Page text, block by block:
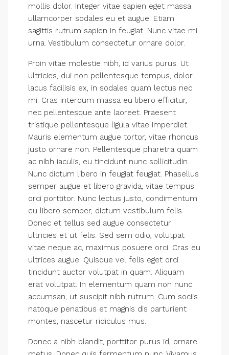
mollis dolor. Integer vitae sapien eget massa
ullamcorper sodales eu et augue. Etiam
sagittis rutrum sapien in feugiat. Nunc vitae mi
urna. Vestibulum consectetur ornare dolor.
Proin vitae molestie nibh, id varius purus. Ut
ultricies, dui non pellentesque tempus, dolor
lacus facilisis ex, in sodales quam lectus nec
mi. Cras interdum massa eu libero efficitur,
nec pellentesque ante laoreet. Praesent
tristique pellentesque ligula vitae imperdiet.
Mauris elementum augue tortor, vitae rhoncus
justo ornare non. Pellentesque pharetra quam
ac nibh iaculis, eu tincidunt nunc sollicitudin.
Nunc dictum libero in feugiat feugiat. Phasellus
semper augue et libero gravida, vitae tempus
orci porttitor. Nunc lectus justo, condimentum
eu libero semper, dictum vestibulum felis.
Donec et tellus sed augue consectetur
ultricies et ut felis. Sed sem odio, volutpat
vitae neque ac, maximus posuere orci. Cras eu
ultrices augue. Quisque vel felis eget orci
tincidunt auctor volutpat in quam. Aliquam
erat volutpat. In elementum quam non nunc
accumsan, ut suscipit nibh rutrum. Cum sociis
natoque penatibus et magnis dis parturient
montes, nascetur ridiculus mus.
Donec a nibh blandit, porttitor purus id, ornare